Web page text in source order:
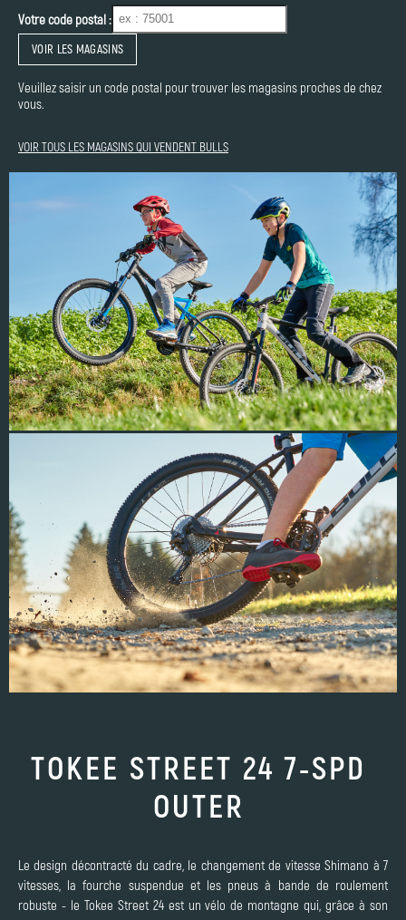
Votre code postal :
VOIR LES MAGASINS
Veuillez saisir un code postal pour trouver les magasins proches de chez
vous.
VOIR TOUS LES MAGASINS QUI VENDENT BULLS
TOKEE STREET 24 7-SPD
OUTER
Le design décontracté du cadre, le changement de vitesse Shimano à 7
vitesses, la fourche suspendue et les pneus à bande de roulement
robuste - le Tokee Street 24 est un vélo de montagne qui, grâce à son